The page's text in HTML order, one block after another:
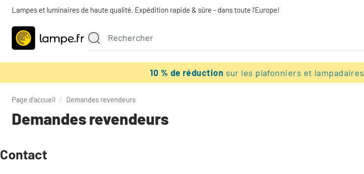
Lampes et luminaires de haute qualité. Expédition rapide & sûre - dans toute l'Europe!
10 % de réduction sur les plafonniers et lampadaires
Page d’accueil / Demandes revendeurs
Demandes revendeurs
Contact